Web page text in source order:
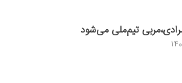
تیم‌ملی می‌شود